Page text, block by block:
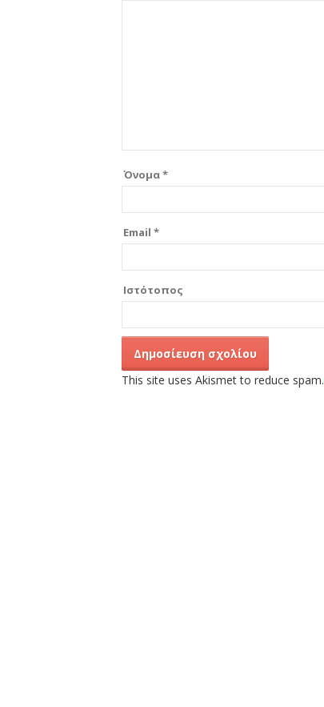
Όνομα*
Email *
Ιστότοπος
This site uses Akismet to reduce spam.